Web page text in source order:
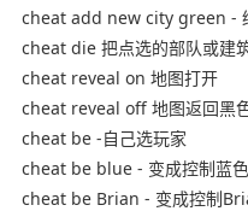
cheat add new city green -
cheat die 把点选的部队或建
cheat reveal on 地图打开
cheat reveal off 地图返回黑
cheat be -自己选玩家
cheat be blue - 变成控制蓝色
cheat be Brian - 变成控制